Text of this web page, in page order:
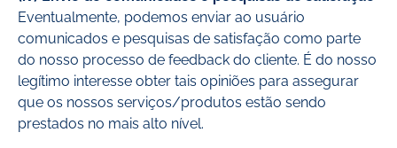
Eventualmente, podemos enviar ao usuário
comunicados e pesquisas de satisfação como parte
do nosso processo de feedback do cliente. É do nosso
legítimo interesse obter tais opiniões para assegurar
que os nossos serviços/produtos estão sendo
prestados no mais alto nível.